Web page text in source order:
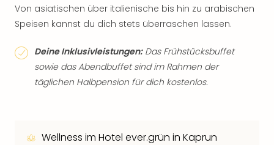
Von asiatischen über italienische bis hin zu arabischen
Speisen kannst du dich stets überraschen lassen.
Deine Inklusivleistungen:Das Frühstücksbuffet
sowie das Abendbuffet sind im Rahmen der
täglichen Halbpension für dich kostenlos.
Wellness im Hotel ever.grün in Kaprun